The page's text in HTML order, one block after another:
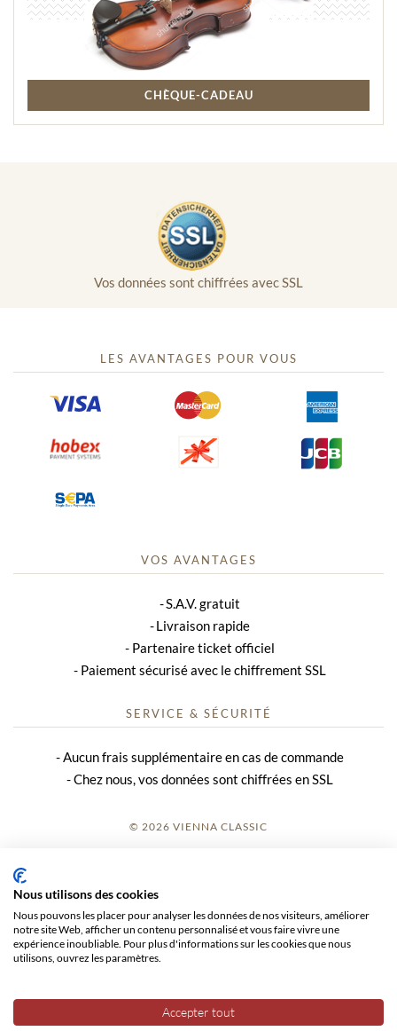
CHÈQUE-CADEAU
Vos données sont chiffrées avec SSL
LES AVANTAGES POUR VOUS
VOS AVANTAGES
S.A.V. gratuit
Livraison rapide
Partenaire ticket officiel
Paiement sécurisé avec le chiffrement SSL
SERVICE & SÉCURITÉ
Aucun frais supplémentaire en cas de commande
Chez nous, vos données sont chiffrées en SSL
© 2026 VIENNA CLASSIC
CGV
Nous utilisons des cookies
Nous pouvons les placer pour analyser les données de nos visiteurs, améliorer
notre site Web, afficher un contenu personnalisé et vous faire vivre une
expérience inoubliable. Pour plus d'informations sur les cookies que nous
utilisons, ouvrez les paramètres.
Accepter tout